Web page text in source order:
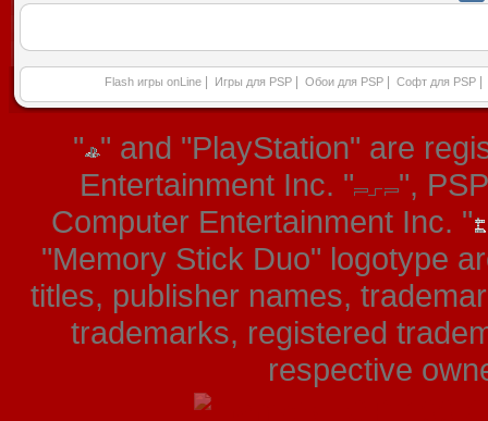
Flash игры onLine Игры для PSP Обои для PSP Софт для PSP
" " and "PlayStation" are
Entertainment Inc. "
",
Computer Entertainment Inc. "
"Memory Stick Duo" logotype
titles, publisher names,
trademarks, registered
respective